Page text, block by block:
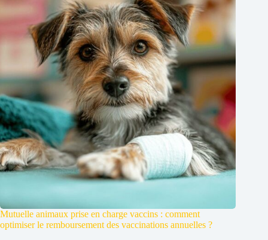
Mutuelle animaux prise en charge vaccins : comment
optimiser le remboursement des vaccinations annuelles ?